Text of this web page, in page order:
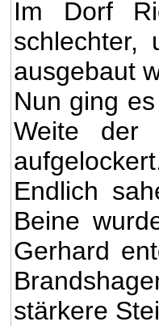
Im Dorf
ausgebaut
Nun ging
Weite der
Endlich
Beine
Gerhard
stärkere